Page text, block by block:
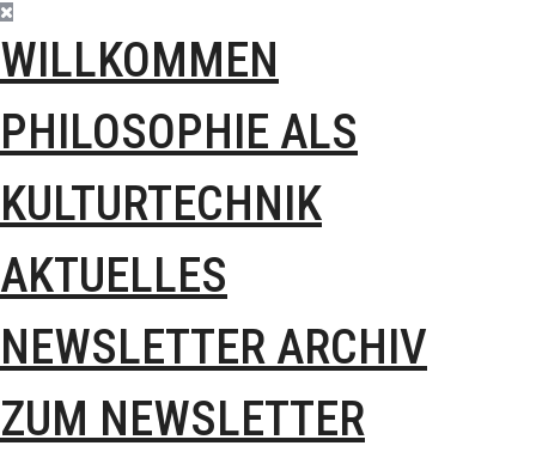
WILLKOMMEN
PHILOSOPHIE ALS
KULTURTECHNIK
AKTUELLES
NEWSLETTER ARCHIV
ZUM NEWSLETTER